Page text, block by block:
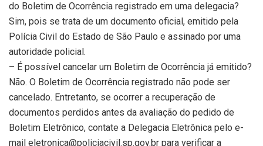
do Boletim de Ocorrência registrado em uma delegacia?
Sim, pois se trata de um documento oficial, emitido pela
Polícia Civil do Estado de São Paulo e assinado por uma
autoridade policial.
– É possível cancelar um Boletim de Ocorrência já emitido?
Não. O Boletim de Ocorrência registrado não pode ser
cancelado. Entretanto, se ocorrer a recuperação de
documentos perdidos antes da avaliação do pedido de
Boletim Eletrônico, contate a Delegacia Eletrônica pelo e-
mail eletronica@policiacivil.sp.gov.br para verificar a